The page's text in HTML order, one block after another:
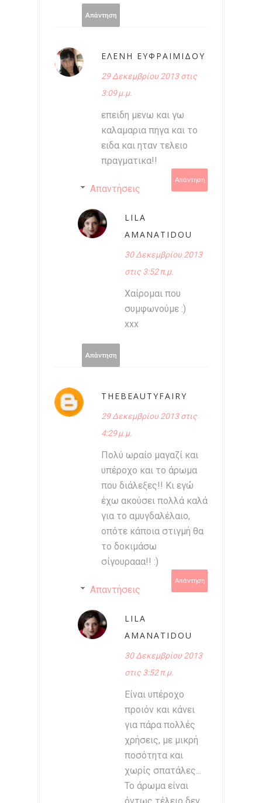
Απάντηση
ΕΛΕΝΗ EΥΦΡΑΙΜΙΔΟΥ
29 Δεκεμβρίου 2013 στις
3:09 μ.μ.
επειδη μενω και γω
καλαμαρια πηγα και το
ειδα και ηταν τελειο
πραγματικα!!
Απάντηση
Απαντήσεις
LILA
AMANATIDOU
30 Δεκεμβρίου 2013
στις 3:52 π.μ.
Χαίρομαι που
συμφωνούμε :)
xxx
Απάντηση
THEBEAUTYFAIRY
29 Δεκεμβρίου 2013 στις
4:29 μ.μ.
Πολύ ωραίο μαγαζί και
υπέροχο και το άρωμα
που διάλεξες!! Κι εγώ
έχω ακούσει πολλά καλά
για το αμυγδαλέλαιο,
οπότε κάποια στιγμή θα
το δοκιμάσω
σίγουρααα!! :)
Απάντηση
Απαντήσεις
LILA
AMANATIDOU
30 Δεκεμβρίου 2013
στις 3:52 π.μ.
Είναι υπέροχο
προιόν και κάνει
για πάρα πολλές
χρήσεις, με μικρή
ποσότητα και
χωρίς σπατάλες...
Το άρωμα είναι